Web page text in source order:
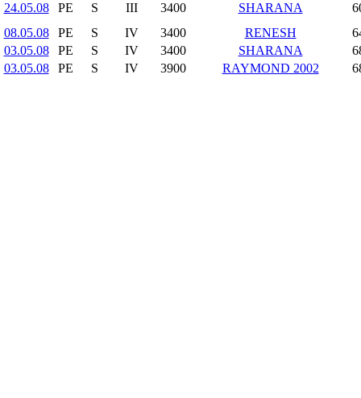
24.05.08
PE S III 3400 SHARANA
08.05.08
PE S IV 3400 RENESH
03.05.08
PE S IV 3400 SHARANA
03.05.08
PE S IV 3900 RAYMOND 2002